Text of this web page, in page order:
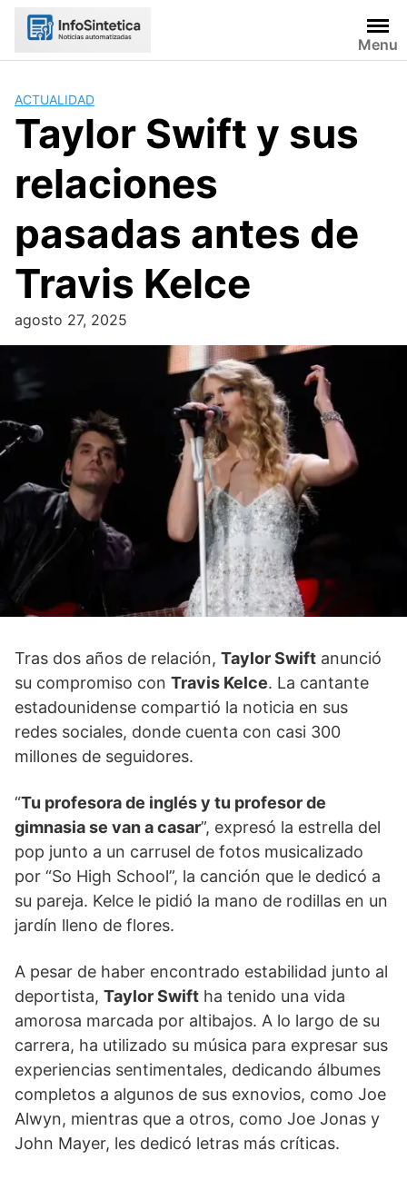
Skip
Menu
ACTUALIDAD
Taylor Swift y sus
relaciones
pasadas antes de
Travis Kelce
agosto 27, 2025
Tras dos años de relación, Taylor Swift anunció
su compromiso con Travis Kelce. La cantante
estadounidense compartió la noticia en sus
redes sociales, donde cuenta con casi 300
millones de seguidores.
“Tu profesora de inglés y tu profesor de
gimnasia se van a casar”, expresó la estrella del
pop junto a un carrusel de fotos musicalizado
por “So High School”, la canción que le dedicó a
su pareja. Kelce le pidió la mano de rodillas en un
jardín lleno de flores.
A pesar de haber encontrado estabilidad junto al
deportista, Taylor Swift ha tenido una vida
amorosa marcada por altibajos. A lo largo de su
carrera, ha utilizado su música para expresar sus
experiencias sentimentales, dedicando álbumes
completos a algunos de sus exnovios, como Joe
Alwyn, mientras que a otros, como Joe Jonas y
John Mayer, les dedicó letras más críticas.